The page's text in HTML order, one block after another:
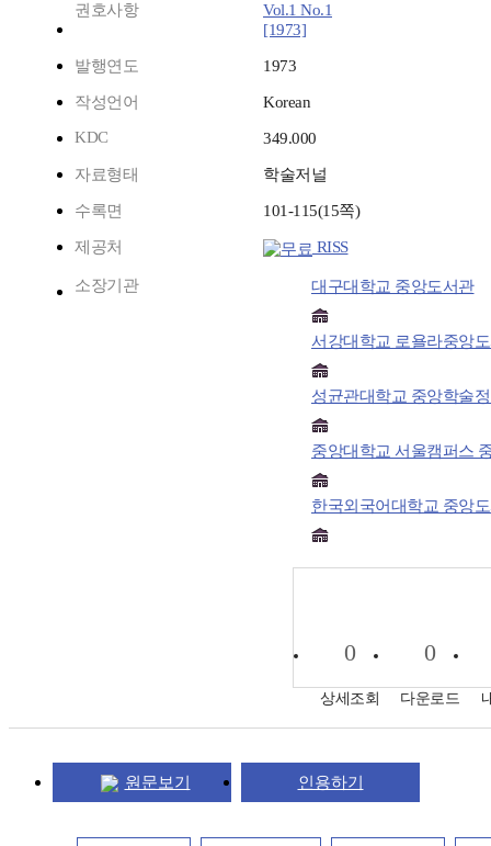
권호사항
Vol.1 No.1
[1973]
발행연도 1973
작성언어
Korean
KDC
349.000
자료형태 학술저널
수록면 101-115(15쪽)
제공처 RISS
소장기관 대구대학교 중앙도서관
서강대학교 로욜라중앙
성균관대학교 중앙학술
중앙대학교 서울캠퍼스
한국외국어대학교 중앙
0
상세조회
0
다운로드
원문보기 인용하기